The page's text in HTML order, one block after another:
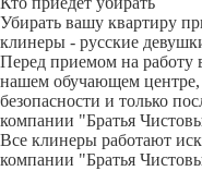
Убирать вашу квартиру
клинеры - русские
Перед приемом на работу
нашем обучающем центре,
безопасности и только
компании "Братья
Все клинеры работают
компании "Братья